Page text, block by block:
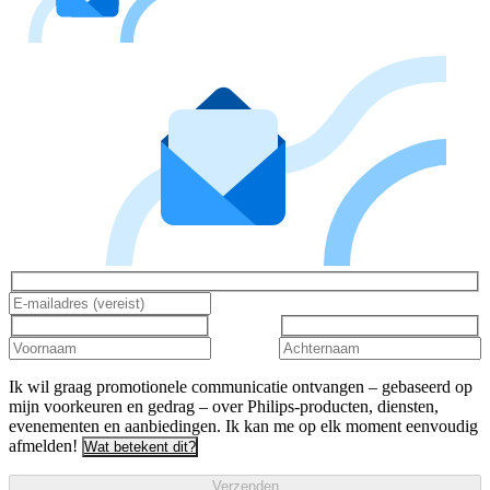
Ik wil graag promotionele communicatie ontvangen – gebaseerd op
mijn voorkeuren en gedrag – over Philips-producten, diensten,
evenementen en aanbiedingen. Ik kan me op elk moment eenvoudig
afmelden! Wat betekent dit?
Verzenden